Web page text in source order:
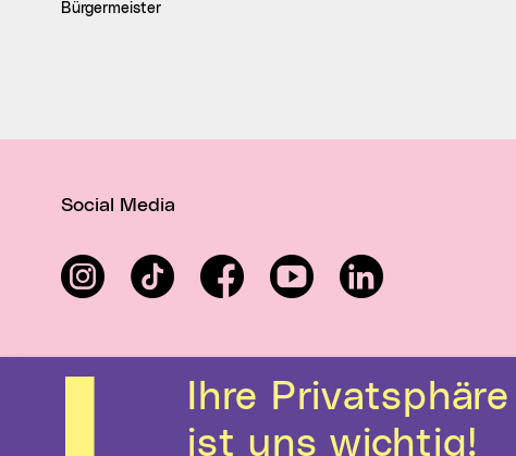
ist uns wichtig!
Bürgermeister
Social Media
InstagramTikTok FacebookYouTube LinkedIn